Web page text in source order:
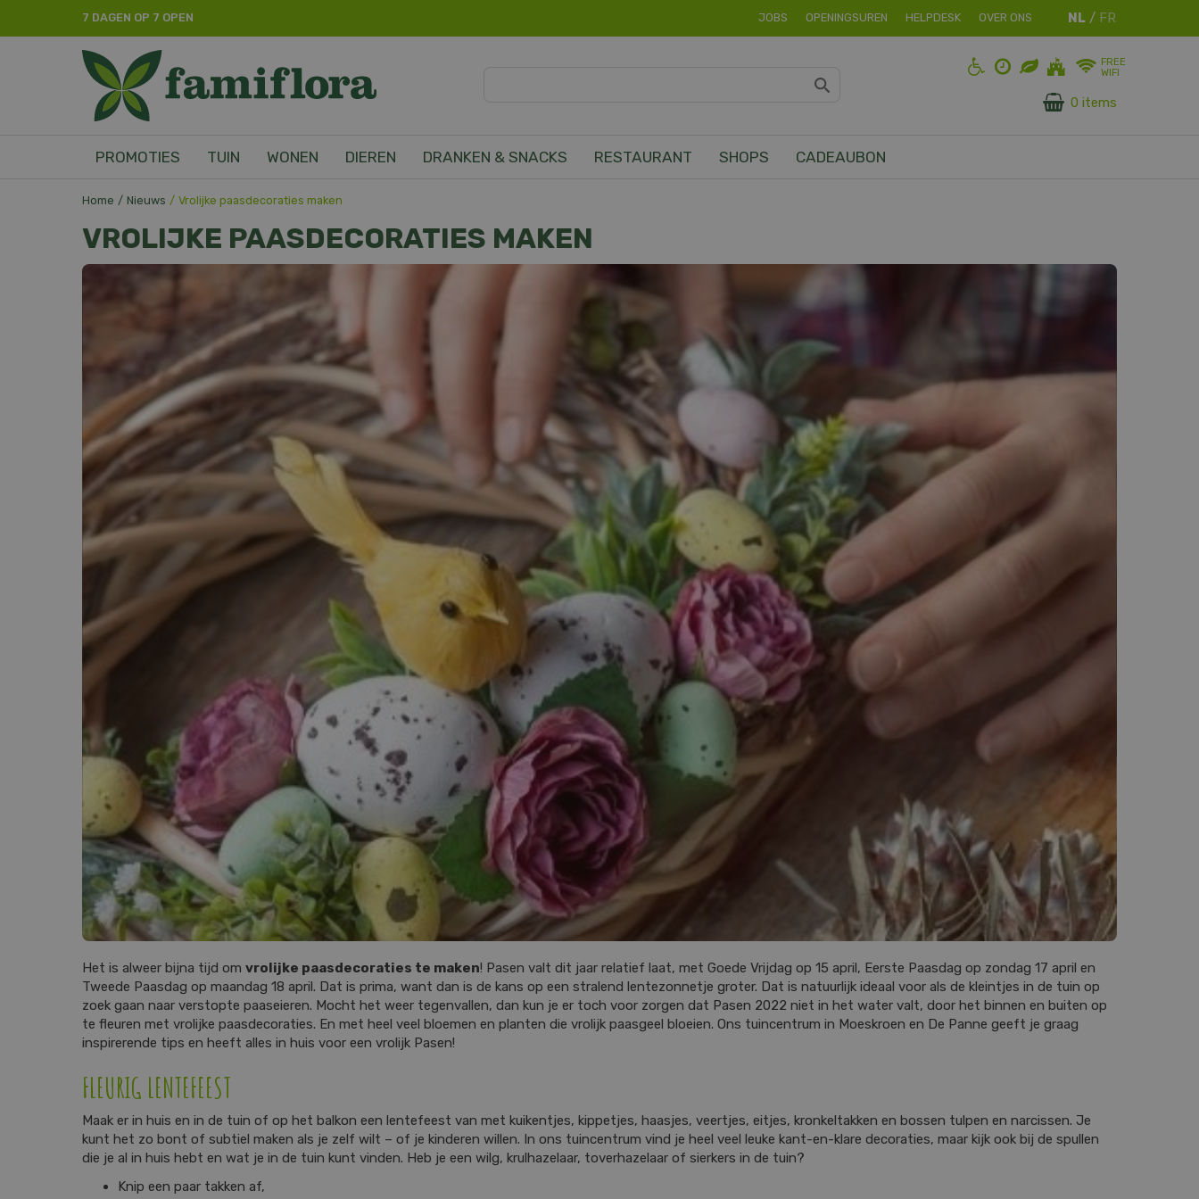
Home Nieuws Vrolijke paasdecoraties maken
7 DAGEN OP 7 OPEN JOBS OPENINGSUREN HELPDESK OVER ONS
FREE
WIFI
0 items
PROMOTIES TUIN WONEN DIEREN DRANKEN & SNACKS RESTAURANT SHOPS CADEAUBON
VROLIJKE PAASDECORATIES MAKEN
Het is alweer bijna tijd om vrolijke paasdecoraties te maken! Pasen valt dit jaar relatief laat, met Goede Vrijdag op 15 april, Eerste Paasdag op zondag 17 april en
Tweede Paasdag op maandag 18 april. Dat is prima, want dan is de kans op een stralend lentezonnetje groter. Dat is natuurlijk ideaal voor als de kleintjes in de tuin op
zoek gaan naar verstopte paaseieren. Mocht het weer tegenvallen, dan kun je er toch voor zorgen dat Pasen 2022 niet in het water valt, door het binnen en buiten op
te fleuren met vrolijke paasdecoraties. En met heel veel bloemen en planten die vrolijk paasgeel bloeien. Ons tuincentrum in Moeskroen en De Panne geeft je graag
inspirerende tips en heeft alles in huis voor een vrolijk Pasen!
FLEURIG LENTEFEEST
Maak er in huis en in de tuin of op het balkon een lentefeest van met kuikentjes, kippetjes, haasjes, veertjes, eitjes, kronkeltakken en bossen tulpen en narcissen. Je
kunt het zo bont of subtiel maken als je zelf wilt – of je kinderen willen. In ons tuincentrum vind je heel veel leuke kant-en-klare decoraties, maar kijk ook bij de spullen
die je al in huis hebt en wat je in de tuin kunt vinden. Heb je een wilg, krulhazelaar, toverhazelaar of sierkers in de tuin?
Knip een paar takken af,